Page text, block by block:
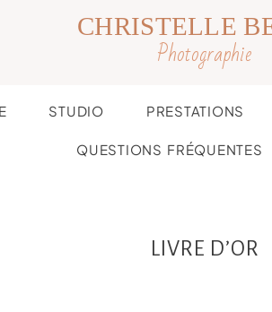
Photographie
CHRISTELLE
STUDIO PRESTATIONS
QUESTIONS FRÉQUENTES
LIVRE D’OR